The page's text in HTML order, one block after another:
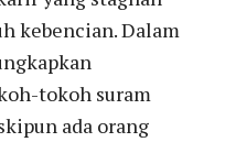
kebencian. Dalam
tokoh suram
ada orang